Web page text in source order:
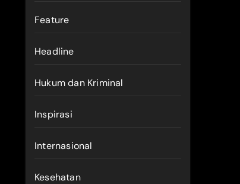
Feature
Headline
Hukum dan Kriminal
Inspirasi
Internasional
Kesehatan